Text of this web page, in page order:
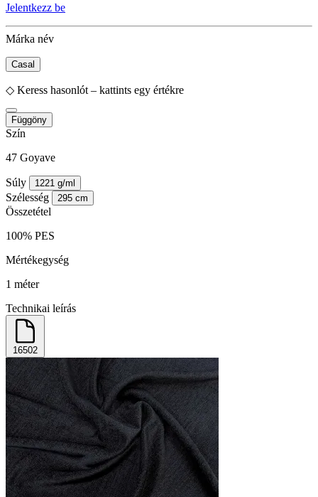
Jelentkezz be
Márka név
Casal
◇ Keress hasonlót – kattints egy értékre
Függöny
Szín
47 Goyave
Súly 1221 g/ml
Szélesség 295 cm
Összetétel
100% PES
Mértékegység
1 méter
Technikai leírás
16502